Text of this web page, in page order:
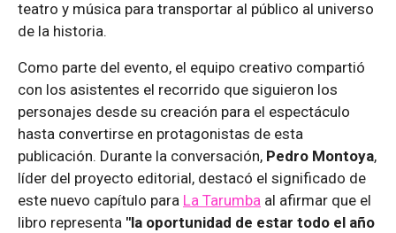
teatro y música para transportar al público al universo
de la historia.
Como parte del evento, el equipo creativo compartió
con los asistentes el recorrido que siguieron los
personajes desde su creación para el espectáculo
hasta convertirse en protagonistas de esta
publicación. Durante la conversación, Pedro Montoya,
líder del proyecto editorial, destacó el significado de
este nuevo capítulo para La Tarumba al afirmar que el
libro representa "la oportunidad de estar todo el año